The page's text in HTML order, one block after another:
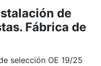
de
Fábrica de
selección OE 19/25